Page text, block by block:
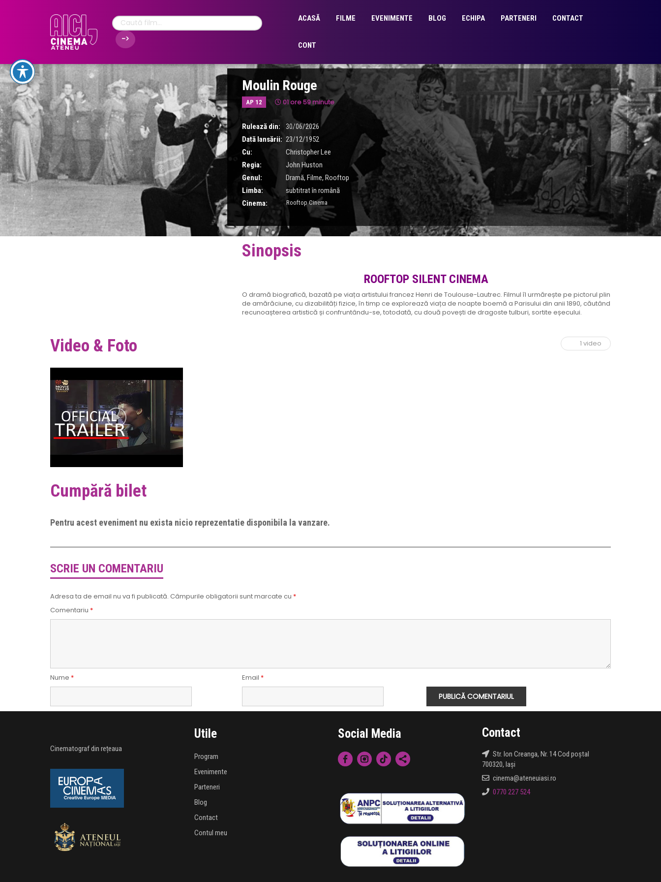
ACASĂ FILME EVENIMENTE BLOG ECHIPA PARTENERI CONTACT
CONT
Moulin Rouge
AP 12 01 ore 59 minute
Rulează din:
30/06/2026
Dată lansării: 23/12/1952
Cu:
Christopher Lee
Regia:
John Huston
Genul:
Dramă, Filme, Rooftop
Limba:
subtitrat în română
Cinema:
Rooftop Cinema
Sinopsis
ROOFTOP SILENT CINEMA
O dramă biografică, bazată pe viața artistului francez Henri de Toulouse-Lautrec. Filmul îl urmărește pe pictorul plin
de amărăciune, cu dizabilități fizice, în timp ce explorează viața de noapte boemă a Parisului din anii 1890, căutând
recunoașterea artistică și confruntându-se, totodată, cu două povești de dragoste tulburi, sortite eșecului.
Video & Foto 1 video
Cumpără bilet
Pentru acest eveniment nu exista nicio reprezentatie disponibila la vanzare.
SCRIE UN COMENTARIU
Adresa ta de email nu va fi publicată. Câmpurile obligatorii sunt marcate cu *
Comentariu *
Nume * Email *
Cinematograf din rețeaua
Utile
Program
Evenimente
Parteneri
Blog
Contact
Contul meu
Social Media Contact
Str. Ion Creanga, Nr. 14 Cod poștal
700320, Iași
cinema@ateneuiasi.ro
0770 227 524